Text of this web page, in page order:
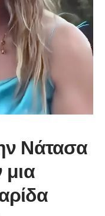
Νάτασα